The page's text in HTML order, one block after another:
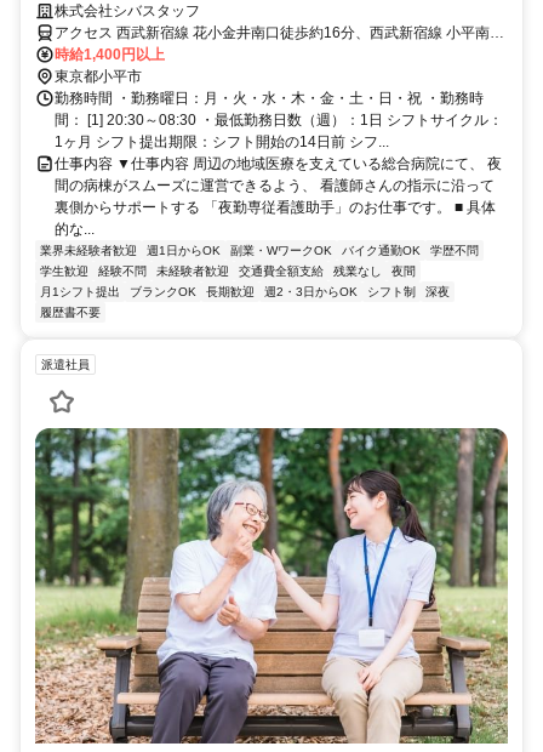
立もバッチリ！週1日～・月3回から働ける総合病院の夜勤スタッフ。小
平市の総合病院にて、夜勤専従の看護助手を募集中！ 一般的な夜勤
（夕方16時開始など）に比べて20:30開始と遅いのが最大の特徴。夕飯
を自宅で食べてから、または学校の講義を終えてからでも余裕で間に合
います。深夜には3時間の仮眠休憩があり、家事や学校との両立にも無
理なく続けられる環境。医療の現場を体験したい看護学生さんや、未経
験の方も大歓迎です！」
株式会社シバスタッフ
アクセス 西武新宿線 花小金井南口徒歩約16分、西武新宿線 小平南口
徒歩約21分、西武拝島線 小平南口徒歩約21分 西武新宿線「花小金井
駅」北口よりバス5分（寺51、寺56「昭和病院」下車）
時給1,400円以上
東京都小平市
勤務時間 ・勤務曜日：月・火・水・木・金・土・日・祝 ・勤務時
間： [1] 20:30～08:30 ・最低勤務日数（週）：1日 シフトサイクル：
1ヶ月 シフト提出期限：シフト開始の14日前 シフ...
仕事内容 ▼仕事内容 周辺の地域医療を支えている総合病院にて、 夜
間の病棟がスムーズに運営できるよう、 看護師さんの指示に沿って
裏側からサポートする 「夜勤専従看護助手」のお仕事です。 ■ 具体
的な...
業界未経験者歓迎 週1日からOK 副業・WワークOK バイク通勤OK
学歴不問
学生歓迎
経験不問 未経験者歓迎 交通費全額支給 残業なし
夜間
月1シフト提出
ブランクOK 長期歓迎 週2・3日からOK シフト制
深夜
履歴書不要
派遣社員